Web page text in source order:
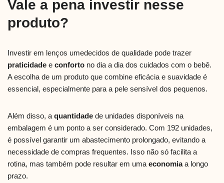
Vale a pena investir nesse
produto?
Investir em lenços umedecidos de qualidade pode trazer
praticidade e conforto no dia a dia dos cuidados com o bebê.
A escolha de um produto que combine eficácia e suavidade é
essencial, especialmente para a pele sensível dos pequenos.
Além disso, a quantidade de unidades disponíveis na
embalagem é um ponto a ser considerado. Com 192 unidades,
é possível garantir um abastecimento prolongado, evitando a
necessidade de compras frequentes. Isso não só facilita a
rotina, mas também pode resultar em uma economiaa longo
prazo.